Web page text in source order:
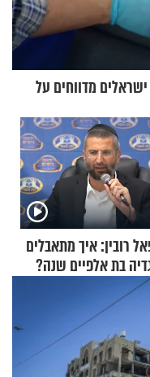
מדווחים על
רובין: איך מתאבלים
בת אלפיים שנה?